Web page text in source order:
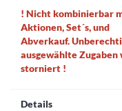
! Nicht kombinierbar
Aktionen, Set´s, und
Abverkauf.
ausgewählte Zugaben
storniert !
Details